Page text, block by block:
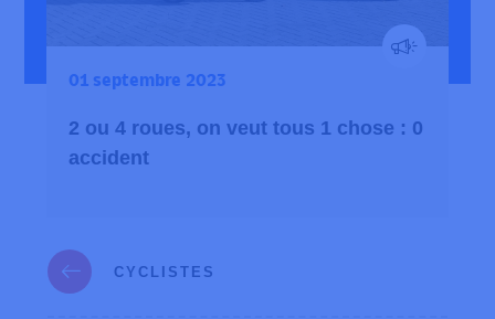
01 septembre 2023
2 ou 4 roues, on veut tous 1 chose : 0
accident
CYCLISTES